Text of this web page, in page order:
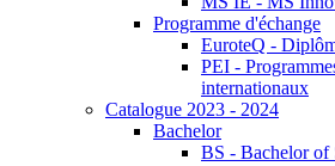
Programme d'échange
EuroteQ -
PEI -
internationaux
Catalogue 2023 - 2024
Bachelor
BS - Bachelor of